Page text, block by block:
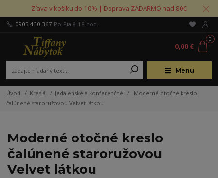
Zľava v košíku do 10% | Doprava ZADARMO nad 80€
Menu
0905 430 367 Po-Pia 8-18 hod.
0
0,00 €
Úvod Kreslá Jedálenské a konferenčné
Moderné otočné kreslo
čalúnené staroružovou Velvet látkou
Moderné otočné kreslo
čalúnené staroružovou
Velvet látkou